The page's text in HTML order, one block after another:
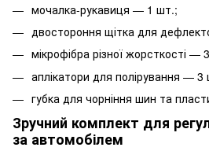
мочалка-рукавиця — 1 шт.;
двостороння щітка для
мікрофібра різної жорсткості —
аплікатори для полірування — 3
губка для чорніння шин та
Зручний комплект для
за автомобілем